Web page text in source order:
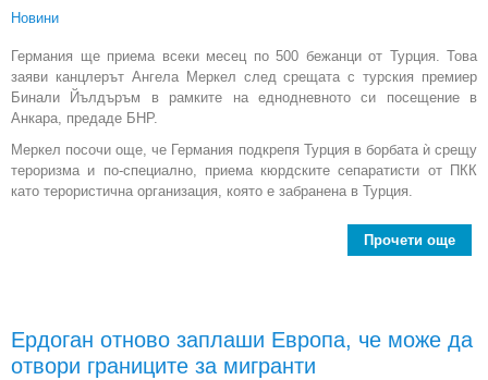
Новини
Германия ще приема всеки месец по 500 бежанци от Турция. Това
заяви канцлерът Ангела Меркел след срещата с турския премиер
Бинали Йълдъръм в рамките на еднодневното си посещение в
Анкара, предаде БНР.
Меркел посочи още, че Германия подкрепя Турция в борбата ѝ срещу
тероризма и по-специално, приема кюрдските сепаратисти от ПКК
като терористична организация, която е забранена в Турция.
Прочети още
Ердоган отново заплаши Европа, че може да
отвори границите за мигранти